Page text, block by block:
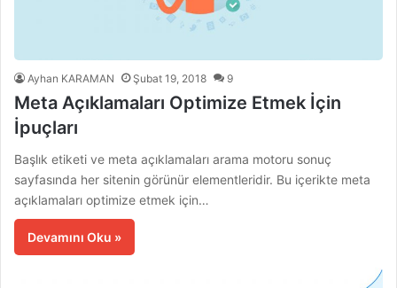
Ayhan KARAMAN Şubat 19, 2018 9
Meta Açıklamaları Optimize Etmek İçin
İpuçları
Başlık etiketi ve meta açıklamaları arama motoru sonuç
sayfasında her sitenin görünür elementleridir. Bu içerikte meta
açıklamaları optimize etmek için…
Devamını Oku »